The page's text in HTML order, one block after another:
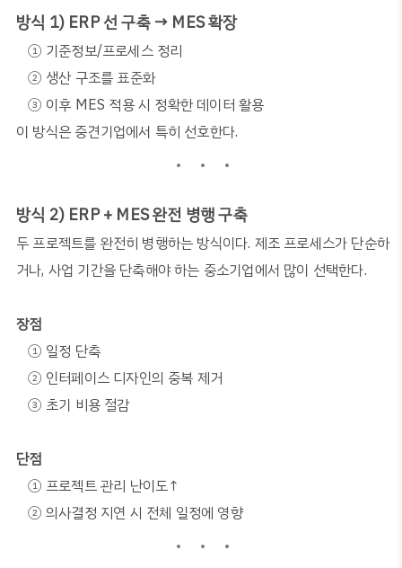
방식 1) ERP선 구축→ MES확장
① 기준정보/프로세스 정리
② 생산 구조를 표준화
③ 이후 MES 적용 시 정확한 데이터 활용
이 방식은 중견기업에서 특히 선호한다.
방식 2) ERP + MES완전 병행 구축
두 프로젝트를 완전히 병행하는 방식이다. 제조 프로세스가 단순하
거나, 사업 기간을 단축해야 하는 중소기업에서 많이 선택한다.
장점
① 일정 단축
② 인터페이스 디자인의 중복 제거
③ 초기 비용 절감
단점
① 프로젝트 관리 난이도↑
② 의사결정 지연 시 전체 일정에 영향